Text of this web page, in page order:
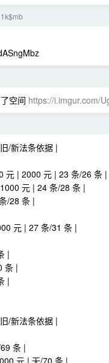
空间 https://i.imgur.com/
/新法条依据 |
元 | 2000 元 | 23 条/26 条 |
元 | 24 条/28 条 |
/28 条 |
元 | 27 条/31 条 |
|
条 |
|
/新法条依据 |
条 |
元 | 无/70 条 |